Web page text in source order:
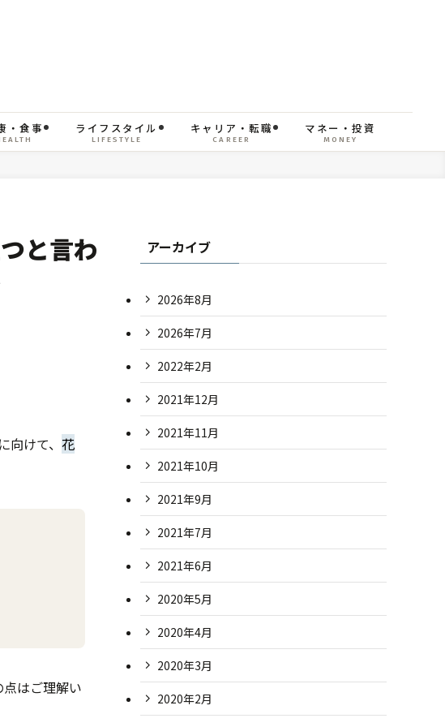
・食事 ライフスタイル
LIFESTYLE
キャリア・転職
CAREER
マネー・投資
MONEY
と言わ
けて、 花
はご理解い
アーカイブ
2026年8月
2026年7月
2022年2月
2021年12月
2021年11月
2021年10月
2021年9月
2021年7月
2021年6月
2020年5月
2020年4月
2020年3月
2020年2月